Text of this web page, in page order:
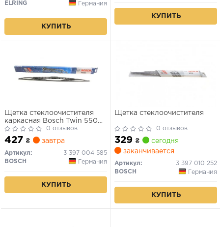
ELRING
Германия
КУПИТЬ
КУПИТЬ
Щетка стеклоочистителя
каркасная Bosch Twin 550
мм (22")
0 отзывов
427 ₴ завтра
Артикул:
3 397 004 585
BOSCH
Германия
КУПИТЬ
Щетка стеклоочистителя
0 отзывов
329 ₴
сегодня
заканчивается
Артикул:
3 397 010 252
BOSCH
Германия
КУПИТЬ